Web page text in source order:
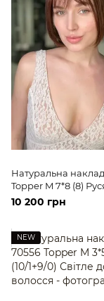
Натуральна
Topper M 7*8 (8)
волосся середньої
10 200 грн
NEW